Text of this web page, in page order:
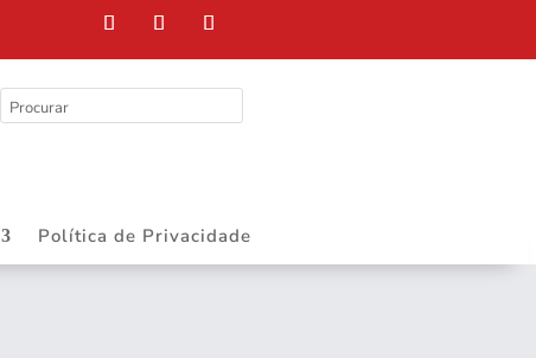
Política de Privacidade